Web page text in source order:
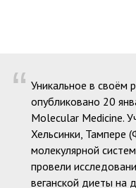
“ Уникальное в своём
опубликовано 20
Molecular Medicine.
Хельсинки, Тампере
молекулярной
провели
веганской диеты на